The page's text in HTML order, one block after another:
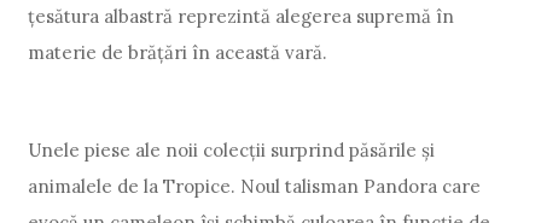
țesătura albastră reprezintă alegerea supremă în
materie de brățări în această vară.
Unele piese ale noii colecții surprind păsările și
animalele de la Tropice. Noul talisman Pandora care